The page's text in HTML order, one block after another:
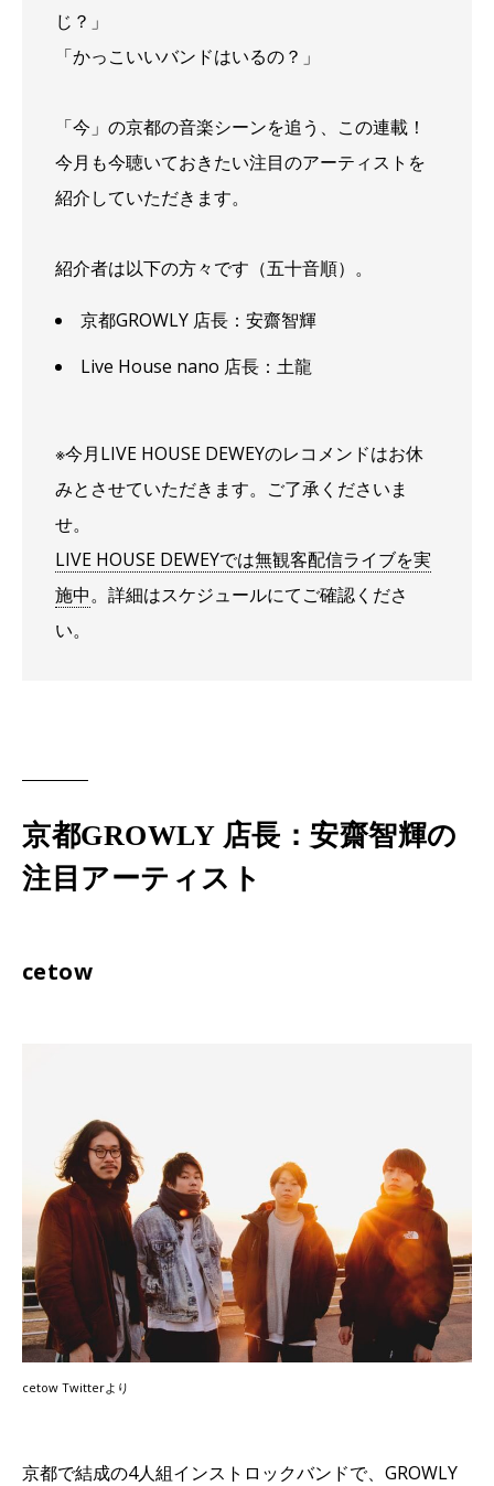
じ？」
「かっこいいバンドはいるの？」
「今」の京都の音楽シーンを追う、この連載！
今月も今聴いておきたい注目のアーティストを
紹介していただきます。
紹介者は以下の方々です（五十音順）。
京都GROWLY 店長： 安齋智輝
Live House nano 店長： 土龍
※今月LIVE HOUSE DEWEYのレコメンドはお休
みとさせていただきます。ご了承くださいま
せ。
LIVE HOUSE DEWEYでは無観客配信ライブを実
施中。詳細はスケジュールにてご確認くださ
い。
京都GROWLY 店長：安齋智輝の
注目アーティスト
cetow
cetow Twitterより
京都で結成の4人組インストロックバンドで、GROWLY